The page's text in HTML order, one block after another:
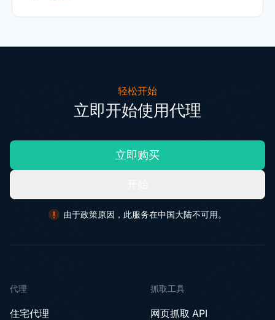
轻松开始
立即开始使用代理
立即购买
由于政策原因，此服务在中国大陆不可用。
代理
住宅代理
抓取工具
网页抓取 API